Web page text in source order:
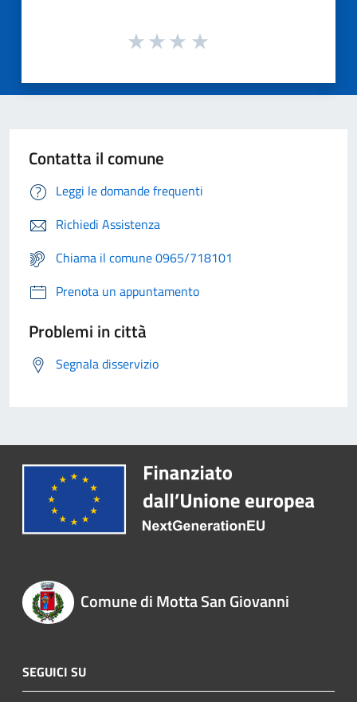
Contatta il comune
Leggi le domande frequenti
Richiedi Assistenza
Chiama il comune 0965/718101
Prenota un appuntamento
Problemi in città
Segnala disservizio
Comune di Motta San Giovanni
SEGUICI SU